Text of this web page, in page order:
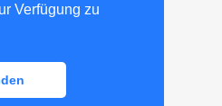
Verfügung zu